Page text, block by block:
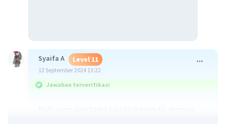
Syaifa A Level 11
12 September 2024 13:22
Jawaban terverifikasi